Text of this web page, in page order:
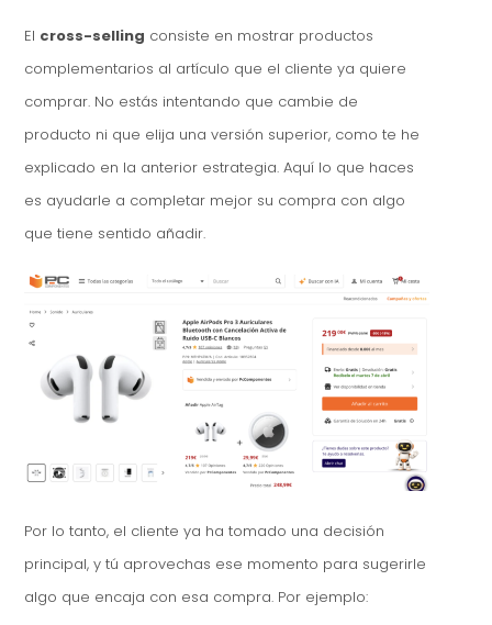
El cross-selling consiste en mostrar productos
complementarios al artículo que el cliente ya quiere
comprar. No estás intentando que cambie de
producto ni que elija una versión superior, como te he
explicado en la anterior estrategia. Aquí lo que haces
es ayudarle a completar mejor su compra con algo
que tiene sentido añadir.
Por lo tanto, el cliente ya ha tomado una decisión
principal, y tú aprovechas ese momento para sugerirle
algo que encaja con esa compra. Por ejemplo: